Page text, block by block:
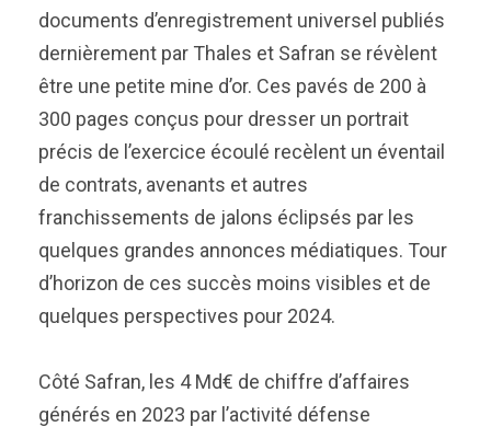
documents d’enregistrement universel publiés
dernièrement par Thales et Safran se révèlent
être une petite mine d’or. Ces pavés de 200 à
300 pages conçus pour dresser un portrait
précis de l’exercice écoulé recèlent un éventail
de contrats, avenants et autres
franchissements de jalons éclipsés par les
quelques grandes annonces médiatiques. Tour
d’horizon de ces succès moins visibles et de
quelques perspectives pour 2024.
Côté Safran, les 4 Md€ de chiffre d’affaires
générés en 2023 par l’activité défense